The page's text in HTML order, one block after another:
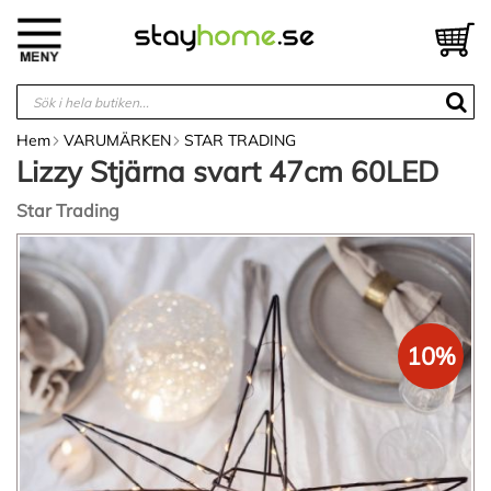
innehållet
Hem VARUMÄRKEN STAR TRADING
Lizzy Stjärna svart 47cm 60LED
Star Trading
till
slutet
av
bildgalleriet
10%